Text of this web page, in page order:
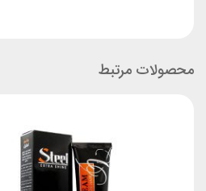
محصولات مرتبط